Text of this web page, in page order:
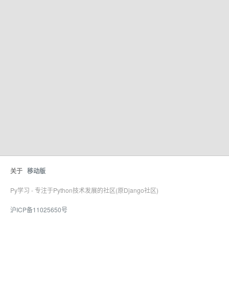
关于 移动版
Py学习 - 专注于Python技术发展的社区(原Django社区)
沪ICP备11025650号